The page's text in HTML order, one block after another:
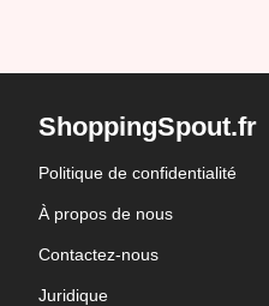
ShoppingSpout.fr
Politique de confidentialité
À propos de nous
Contactez-nous
Juridique